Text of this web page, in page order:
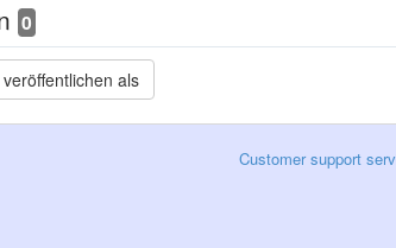
0
Customer support